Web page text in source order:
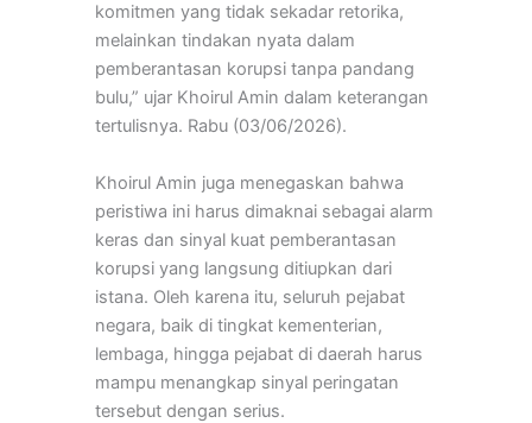
komitmen yang tidak sekadar retorika,
melainkan tindakan nyata dalam
pemberantasan korupsi tanpa pandang
bulu,” ujar Khoirul Amin dalam keterangan
tertulisnya. Rabu (03/06/2026).
Khoirul Amin juga menegaskan bahwa
peristiwa ini harus dimaknai sebagai alarm
keras dan sinyal kuat pemberantasan
korupsi yang langsung ditiupkan dari
istana. Oleh karena itu, seluruh pejabat
negara, baik di tingkat kementerian,
lembaga, hingga pejabat di daerah harus
mampu menangkap sinyal peringatan
tersebut dengan serius.